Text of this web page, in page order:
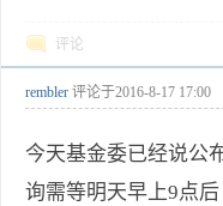
评论
rembler 评论于2016-8-17 17:00
今天基金委已经说公
询需等明天早上9点后